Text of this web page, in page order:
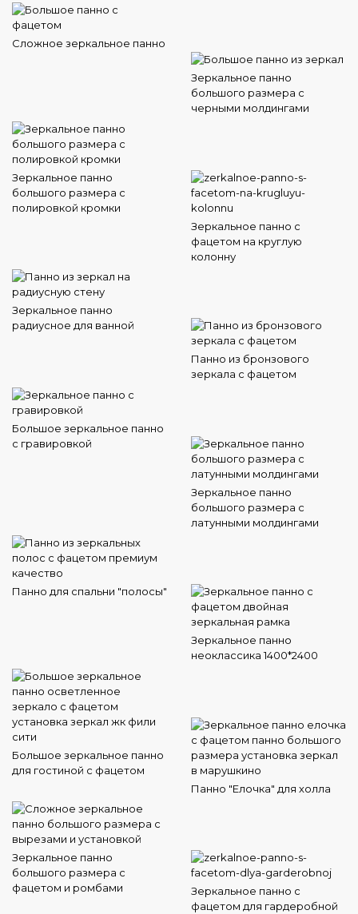
Сложное зеркальное панно
Зеркальное панно
большого размера с
черными молдингами
Зеркальное панно
большого размера с
полировкой кромки
Зеркальное панно с
фацетом на круглую
колонну
Зеркальное панно
радиусное для ванной
Панно из бронзового
зеркала с фацетом
Большое зеркальное панно
с гравировкой
Зеркальное панно
большого размера с
латунными молдингами
Панно для спальни "полосы"
Зеркальное панно
неоклассика 1400*2400
Большое зеркальное панно
для гостиной с фацетом
Панно "Елочка" для холла
Зеркальное панно
большого размера с
фацетом и ромбами
Зеркальное панно с
фацетом для гардеробной